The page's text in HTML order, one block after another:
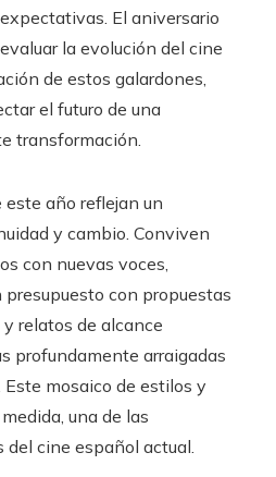
El aniversario
la evolución del cine
de estos galardones,
el futuro de una
transformación.
año reflejan un
y cambio. Conviven
con nuevas voces,
presupuesto con propuestas
relatos de alcance
profundamente arraigadas
mosaico de estilos y
una de las
cine español actual.